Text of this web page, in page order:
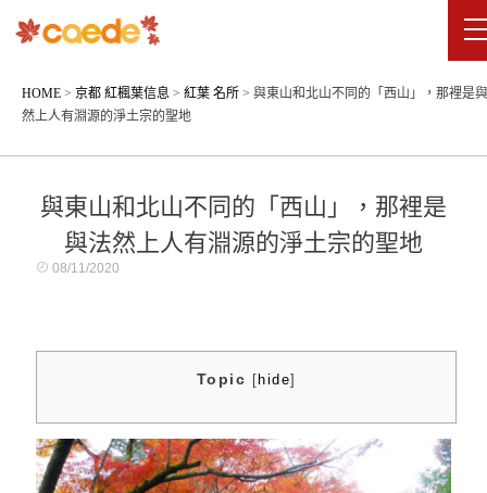
HOME > 京都 紅楓葉信息 > 紅葉 名所 > 與東山和北山不同的「西山」，那裡是
然上人有淵源的淨土宗的聖地
與東山和北山不同的「西山」，那裡是
與法然上人有淵源的淨土宗的聖地
08/11/2020
Topic [ hide]